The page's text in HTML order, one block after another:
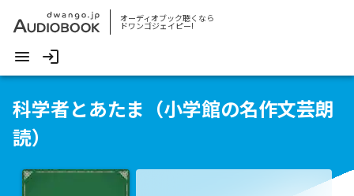
オーディオブック聴くなら
ドワンゴジェイピー!
科学者とあたま（小学館の名作文芸朗
読）